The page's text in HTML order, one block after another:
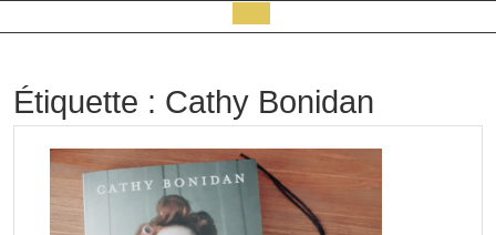
Button
Étiquette : Cathy Bonidan